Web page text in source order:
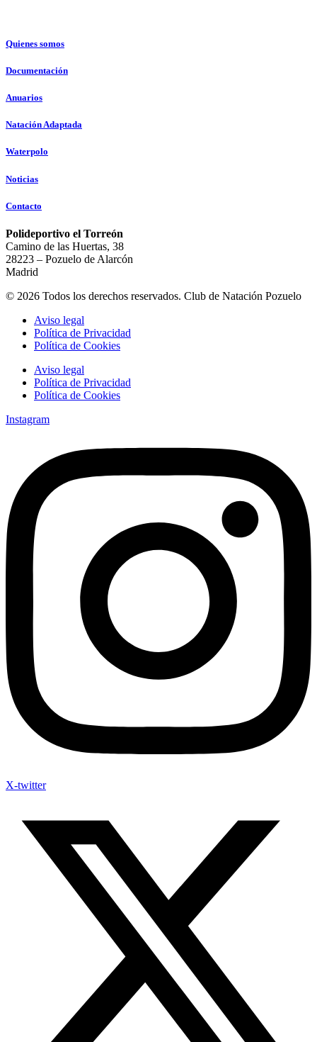
Quienes somos
Documentación
Anuarios
Natación Adaptada
Waterpolo
Noticias
Contacto
Polideportivo el Torreón
Camino de las Huertas, 38
28223 – Pozuelo de Alarcón
Madrid
© 2026 Todos los derechos reservados. Club de Natación Pozuelo
Aviso legal
Política de Privacidad
Política de Cookies
Aviso legal
Política de Privacidad
Política de Cookies
Instagram
X-twitter